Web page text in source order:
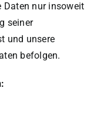
Daten nur insoweit
seiner
und unsere
befolgen.